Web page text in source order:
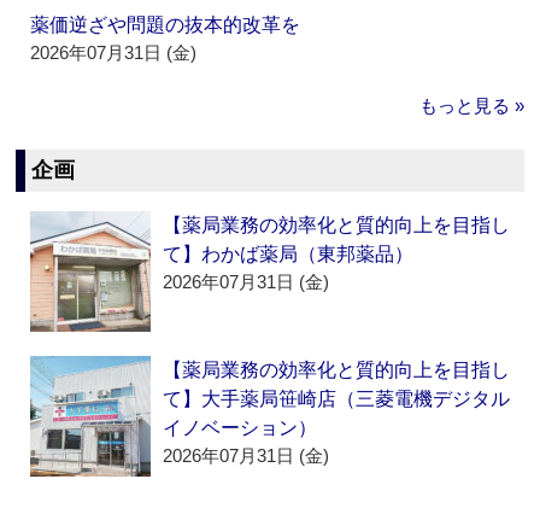
薬価逆ざや問題の抜本的改革を
2026年07月31日 (金)
もっと見る »
企画
【薬局業務の効率化と質的向上を目指し
て】わかば薬局（東邦薬品）
2026年07月31日 (金)
【薬局業務の効率化と質的向上を目指し
て】大手薬局笹崎店（三菱電機デジタル
イノベーション）
2026年07月31日 (金)